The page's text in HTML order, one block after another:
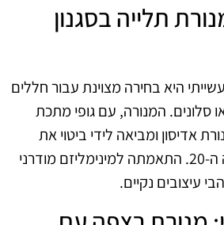
תלייה בסגנון
היא בחירה מצוינת עבור חללים
סלונים. המנורה, עם גופי מתכת
אדיסון ומביאה לידי ביטוי את
האסתטיקה של המאה ה-20. התאמתה למינימליזם מודרני
עיצובים נקיים.